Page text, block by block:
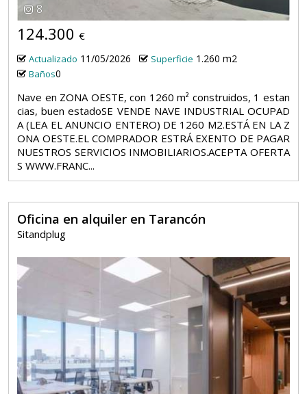
8
124.300 €
Actualizado 11/05/2026 Superficie 1.260 m2
Baños0
Nave en ZONA OESTE, con 1260 m² construidos, 1 estan
cias, buen estadoSE VENDE NAVE INDUSTRIAL OCUPAD
A (LEA EL ANUNCIO ENTERO) DE 1260 M2.ESTÁ EN LA Z
ONA OESTE.EL COMPRADOR ESTRÁ EXENTO DE PAGAR
NUESTROS SERVICIOS INMOBILIARIOS.ACEPTA OFERTA
S WWW.FRANC...
Oficina en alquiler en Tarancón
Sitandplug